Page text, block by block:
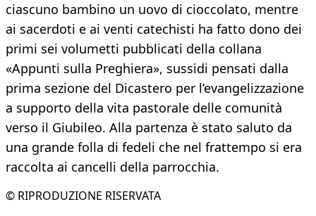
ciascuno bambino un uovo di cioccolato, mentre
ai sacerdoti e ai venti catechisti ha fatto dono dei
primi sei volumetti pubblicati della collana
«Appunti sulla Preghiera», sussidi pensati dalla
prima sezione del Dicastero per l’evangelizzazione
a supporto della vita pastorale delle comunità
verso il Giubileo. Alla partenza è stato saluto da
una grande folla di fedeli che nel frattempo si era
raccolta ai cancelli della parrocchia.
© RIPRODUZIONE RISERVATA